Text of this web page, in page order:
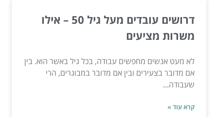
דרושים עובדים מעל גיל 50 – אילו
משרות מציעים
לא מעט אנשים מחפשים עבודה, בכל גיל באשר הוא. בין
אם מדובר בצעירים ובין אם מדובר במבוגרים, הרי
שעבודה...
קרא עוד »